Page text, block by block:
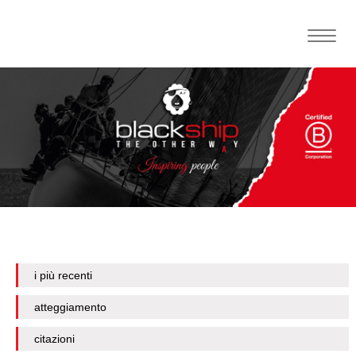
Toggle
i più recenti
atteggiamento
citazioni